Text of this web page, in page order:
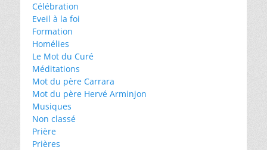
Célébration
Eveil à la foi
Formation
Homélies
Le Mot du Curé
Méditations
Mot du père Carrara
Mot du père Hervé Arminjon
Musiques
Non classé
Prière
Prières